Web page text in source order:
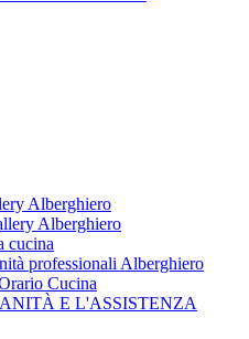
Alberghiero
Alberghiero
cucina
professionali Alberghiero
Cucina
E L'ASSISTENZA